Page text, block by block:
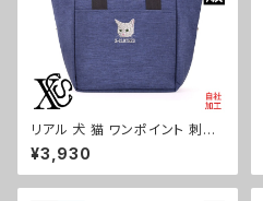
リアル 犬 猫 ワンポイント 刺繍
保冷保温 ランチバッグ 買い物バ
ッグ トートバッグ レディース メ
ンズ おしゃれ 雑貨 グッズ 自社
¥3,930